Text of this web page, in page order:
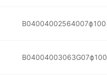
B04004002564007ф100
B04004003063G07ф100